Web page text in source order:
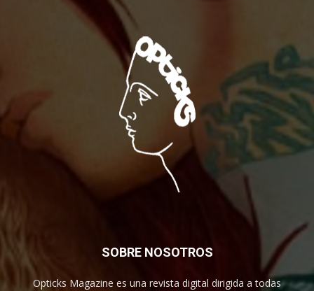
SOBRE NOSOTROS
Opticks Magazine es una revista digital dirigida a todas